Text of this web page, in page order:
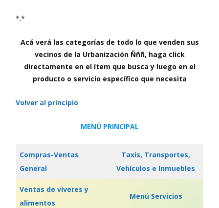
*.*
Acá verá las categorías de todo lo que venden sus
vecinos de la Urbanización Ñññ, haga click
directamente en el ítem que busca y luego en el
producto o servicio específico que necesita
Volver al principio
MENÚ PRINCIPAL
Compras-Ventas
General
Taxis, Transportes,
Vehículos e Inmuebles
Ventas de vìveres y
alimentos
Menú Servicios